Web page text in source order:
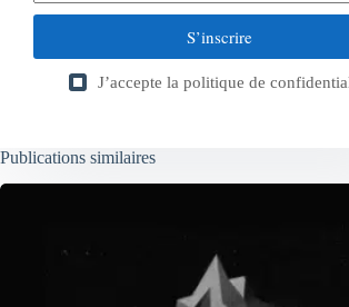
S’inscrire
J’accepte la politique de
Publications similaires